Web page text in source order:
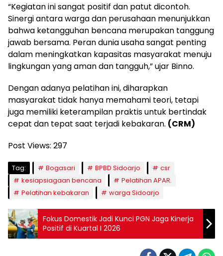
“Kegiatan ini sangat positif dan patut dicontoh.
Sinergi antara warga dan perusahaan menunjukkan
bahwa ketangguhan bencana merupakan tanggung
jawab bersama. Peran dunia usaha sangat penting
dalam meningkatkan kapasitas masyarakat menuju
lingkungan yang aman dan tangguh,” ujar Binno.
Dengan adanya pelatihan ini, diharapkan
masyarakat tidak hanya memahami teori, tetapi
juga memiliki keterampilan praktis untuk bertindak
cepat dan tepat saat terjadi kebakaran. (CRM)
Post Views: 297
Tag: Bogasari BPBD Sidoarjo
csr
kesiapsiagaan bencana
Pelatihan APAR.
Pelatihan kebakaran
warga Sidoarjo
Fokus Domestik Jadi Kunci PGN Jaga Kinerja
Positif di Kuartal I 2026